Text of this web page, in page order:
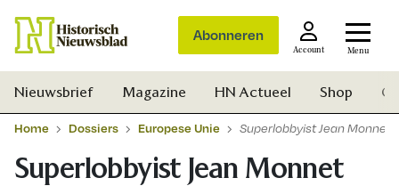
Abonneren
Account Menu
Nieuwsbrief Magazine HN Actueel Shop
Home Dossiers Europese Unie Superlobbyist Jean Monnet
Superlobbyist Jean Monnet